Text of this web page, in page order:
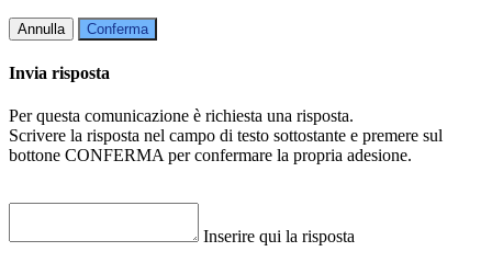
Annulla Conferma
Invia risposta
Per questa comunicazione è richiesta una risposta.
Scrivere la risposta nel campo di testo sottostante e premere sul
bottone CONFERMA per confermare la propria adesione.
Inserire qui la risposta